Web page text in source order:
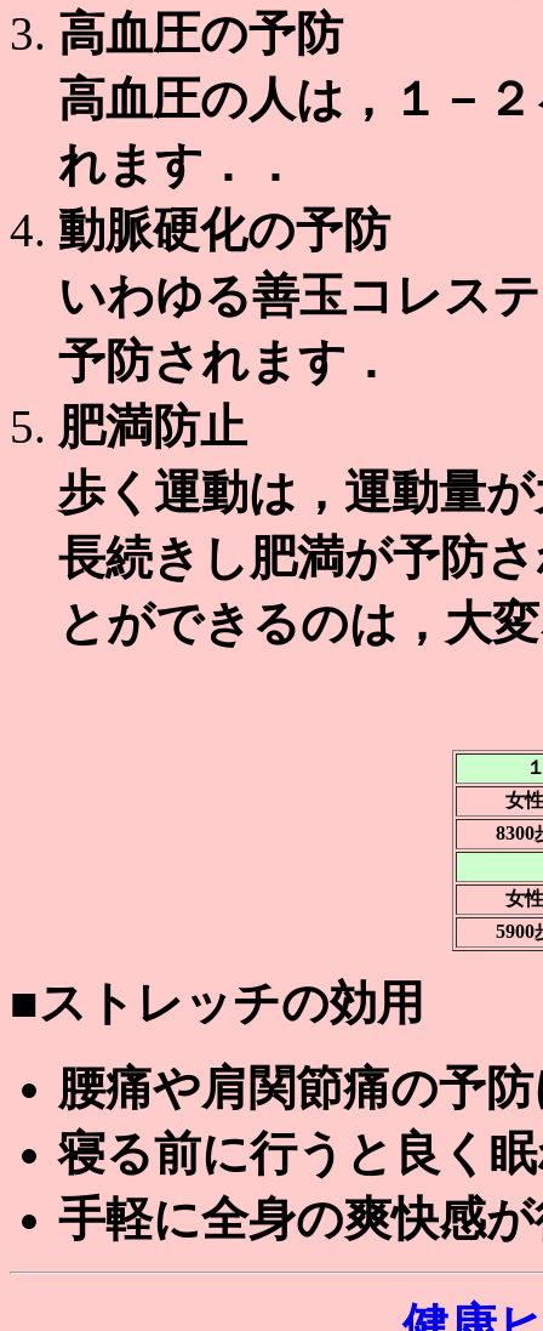
高血圧の予防
高血圧の人は，１－
れます．．
動脈硬化の予防
いわゆる善玉コレス
予防されます．
肥満防止
歩く運動は，運動量
長続きし肥満が予防
とができるのは，大
女性
8300
女性
5900
■ストレッチの効用
腰痛や肩関節痛の予
寝る前に行うと良く
手軽に全身の爽快感